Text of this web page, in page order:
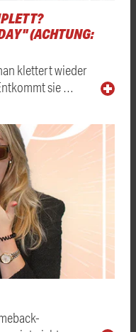
(ACHTUNG:
klettert wieder
sie …